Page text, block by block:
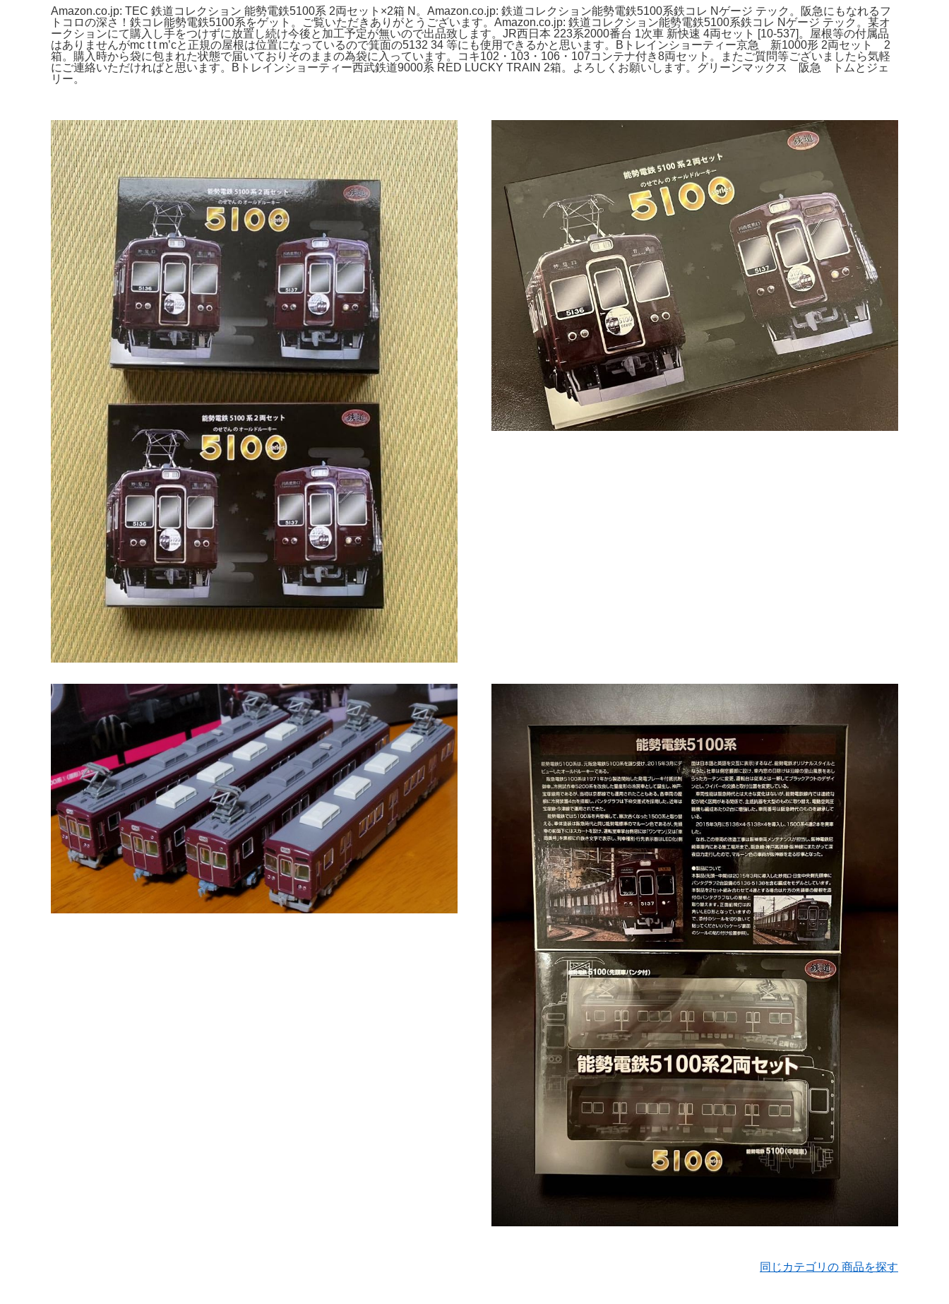
Amazon.co.jp: TEC 鉄道コレクション 能勢電鉄5100系 2両セット×2箱 N。Amazon.co.jp: 鉄道コレクション能勢電鉄5100系鉄コレ Nゲージ テック。阪急にもなれるフ
トコロの深さ！鉄コレ能勢電鉄5100系をゲット。ご覧いただきありがとうございます。Amazon.co.jp: 鉄道コレクション能勢電鉄5100系鉄コレ Nゲージ テック。某オ
ークションにて購入し手をつけずに放置し続け今後と加工予定が無いので出品致します。JR西日本 223系2000番台 1次車 新快速 4両セット [10-537]。屋根等の付属品
はありませんがmc t t m’cと正規の屋根は位置になっているので箕面の5132 34 等にも使用できるかと思います。Bトレインショーティー京急 新1000形 2両セット 2
箱。購入時から袋に包まれた状態で届いておりそのままの為袋に入っています。コキ102・103・106・107コンテナ付き8両セット。またご質問等ございましたら気軽
にご連絡いただければと思います。Bトレインショーティー西武鉄道9000系 RED LUCKY TRAIN 2箱。よろしくお願いします。グリーンマックス 阪急 トムとジェ
リー。
同じカテゴリの 商品を探す